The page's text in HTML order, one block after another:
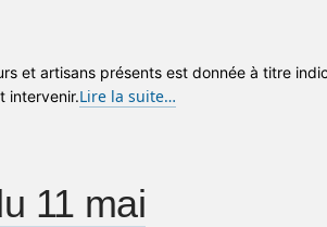
et artisans présents est donnée à titre
intervenir.Lire la suite…
11 mai